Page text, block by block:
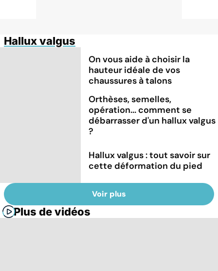
Hallux valgus
On vous aide à choisir la
hauteur idéale de vos
chaussures à talons
Orthèses, semelles,
opération... comment se
débarrasser d'un hallux valgus
?
Hallux valgus : tout savoir sur
cette déformation du pied
Voir plus
Plus de vidéos